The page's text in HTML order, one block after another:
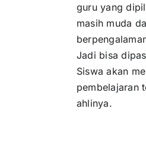
guru yang
masih muda
Jadi bisa
Siswa akan
pembelajaran
ahlinya.